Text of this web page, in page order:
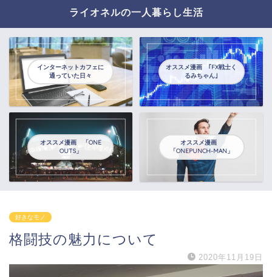
ライオネルの一人暮らし生活
インターネットカフェに
通っていた日々
オススメ漫画 ｢FX戦士く
るみちゃん｣
オススメ漫画 「ONE
OUTS」
オススメ漫画
「ONEPUNCH-MAN」
好きなモノ
格闘技の魅力について
2020年11月19日